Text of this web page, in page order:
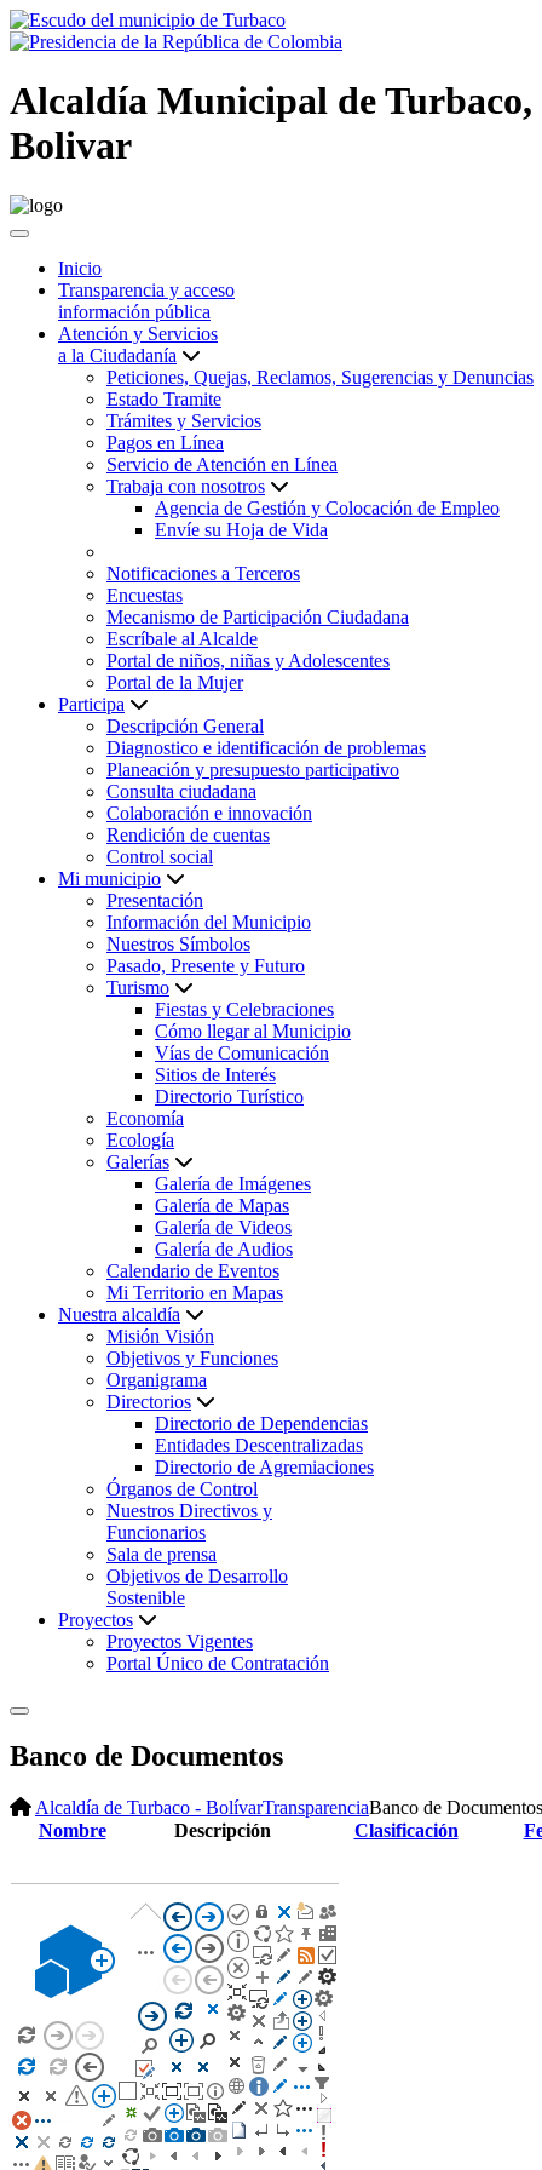
Alcaldía Municipal de Turbaco,
Bolivar
Inicio
Transparencia y acceso
información pública
Atención y Servicios
a la Ciudadanía
Peticiones, Quejas, Reclamos, Sugerencias y Denuncias
Estado Tramite
Trámites y Servicios
Pagos en Línea
Servicio de Atención en Línea
Trabaja con nosotros
Agencia de Gestión y Colocación de Empleo
Envíe su Hoja de Vida
Notificaciones a Terceros
Encuestas
Mecanismo de Participación Ciudadana
Escríbale al Alcalde
Portal de niños, niñas y Adolescentes
Portal de la Mujer
Participa
Descripción General
Diagnostico e identificación de problemas
Planeación y presupuesto participativo
Consulta ciudadana
Colaboración e innovación
Rendición de cuentas
Control social
Mi municipio
Presentación
Información del Municipio
Nuestros Símbolos
Pasado, Presente y Futuro
Turismo
Fiestas y Celebraciones
Cómo llegar al Municipio
Vías de Comunicación
Sitios de Interés
Directorio Turístico
Economía
Ecología
Galerías
Galería de Imágenes
Galería de Mapas
Galería de Videos
Galería de Audios
Calendario de Eventos
Mi Territorio en Mapas
Nuestra alcaldía
Misión Visión
Objetivos y Funciones
Organigrama
Directorios
Directorio de Dependencias
Entidades Descentralizadas
Directorio de Agremiaciones
Órganos de Control
Nuestros Directivos y
Funcionarios
Sala de prensa
Objetivos de Desarrollo
Sostenible
Proyectos
Proyectos Vigentes
Portal Único de Contratación
Banco de Documentos
Alcaldía de Turbaco - BolívarTransparenciaBanco de Documentos
Nombre
Descripción Clasificación